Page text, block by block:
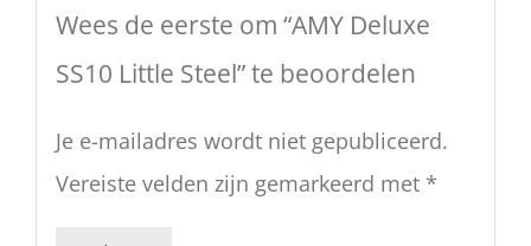
Wees de eerste om “AMY Deluxe
SS10 Little Steel” te beoordelen
Je e-mailadres wordt niet gepubliceerd.
Vereiste velden zijn gemarkeerd met *